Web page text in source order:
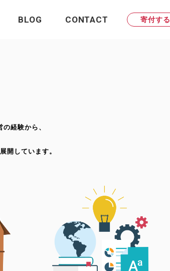
BLOG CONTACT 寄付する
経験から、
開しています。